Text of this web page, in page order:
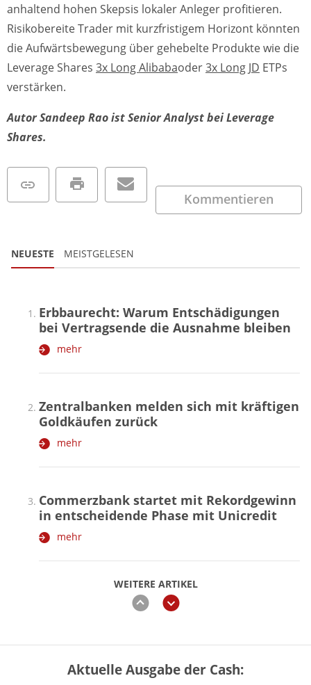
anhaltend hohen Skepsis lokaler Anleger profitieren.
Risikobereite Trader mit kurzfristigem Horizont könnten
die Aufwärtsbewegung über gehebelte Produkte wie die
Leverage Shares 3x Long Alibabaoder3x Long JD ETPs
verstärken.
Autor Sandeep Rao ist Senior Analyst bei Leverage
Shares.
Kommentieren
NEUESTE MEISTGELESEN
WEITERE ARTIKEL
zurückweiter
Erbbaurecht: Warum Entschädigungen
bei Vertragsende die Ausnahme bleiben
mehr
Zentralbanken melden sich mit kräftigen
Goldkäufen zurück
mehr
Commerzbank startet mit Rekordgewinn
in entscheidende Phase mit Unicredit
mehr
„Jung kauft Alt“ 2026: Neue Förderung im
Aktuelle Ausgabe der Cash: